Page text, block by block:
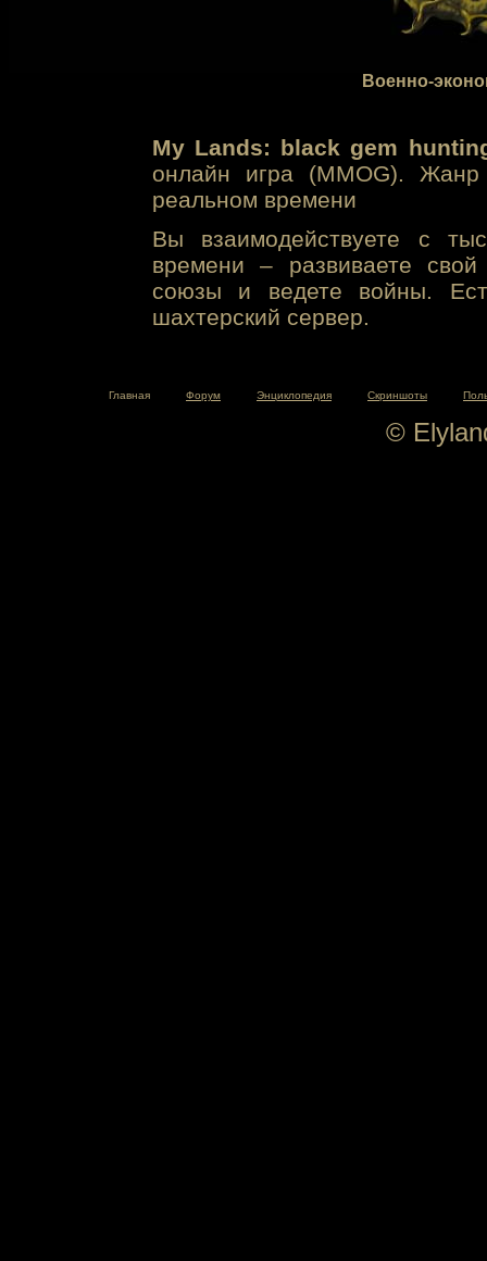
Военно-
My Lands: black gem
онлайн игра (MMOG). Жанр
реальном времени
Вы взаимодействуете с
времени – развиваете свой
союзы и ведете войны.
шахтерский сервер.
Главная Форум Энциклопедия Скриншоты
©